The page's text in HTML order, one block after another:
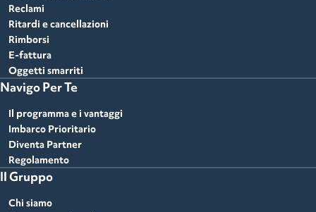
Reclami
Ritardi e cancellazioni
Rimborsi
E-fattura
Oggetti smarriti
Navigo Per Te
Il programma e i vantaggi
Imbarco Prioritario
Diventa Partner
Regolamento
Il Gruppo
Chi siamo